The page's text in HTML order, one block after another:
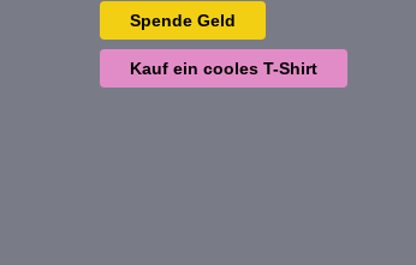
Spende Geld
Kauf ein cooles T-Shirt